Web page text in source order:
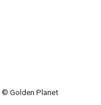
© Golden Planet